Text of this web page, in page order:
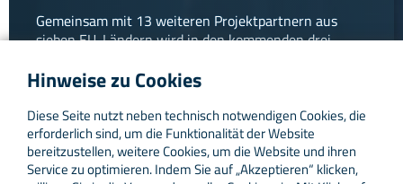
Gemeinsam mit 13 weiteren Projektpartnern aus
sieben EU-Ländern wird in den kommenden drei
validierten Toolkits zur Verbesserung der
Den offiziellen Auftakt für die Projektarbeiten bildete
das Kick-off-Meeting am 14. und 15. Mai 2019 an der
FernUniversität in Hagen, auf dem sich alle
Hinweise zu Cookies
Diese Seite nutzt neben technisch notwendigen Cookies, die
erforderlich sind, um die Funktionalität der Website
bereitzustellen, weitere Cookies, um die Website und ihren
Service zu optimieren. Indem Sie auf „Akzeptieren“ klicken,